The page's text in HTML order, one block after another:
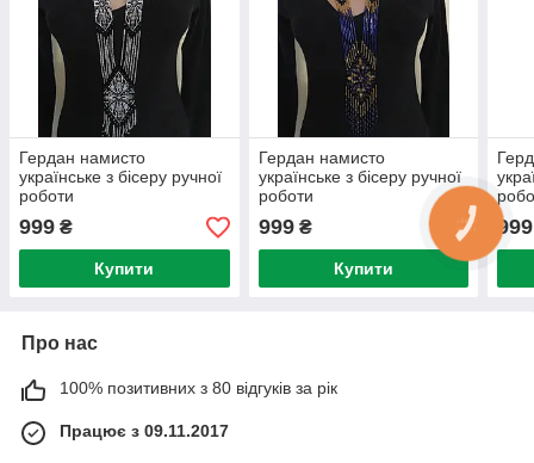
Гердан намисто
українське з бісеру ручної
роботи
999 ₴
Купити
Гердан намисто
українське з бісеру ручної
роботи
999₴
Купити
999
Про нас
100% позитивних з 80 відгуків за рік
Працює з 09.11.2017